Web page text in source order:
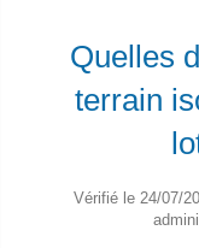
Quelles
terrain
Vérifié le 24/07/